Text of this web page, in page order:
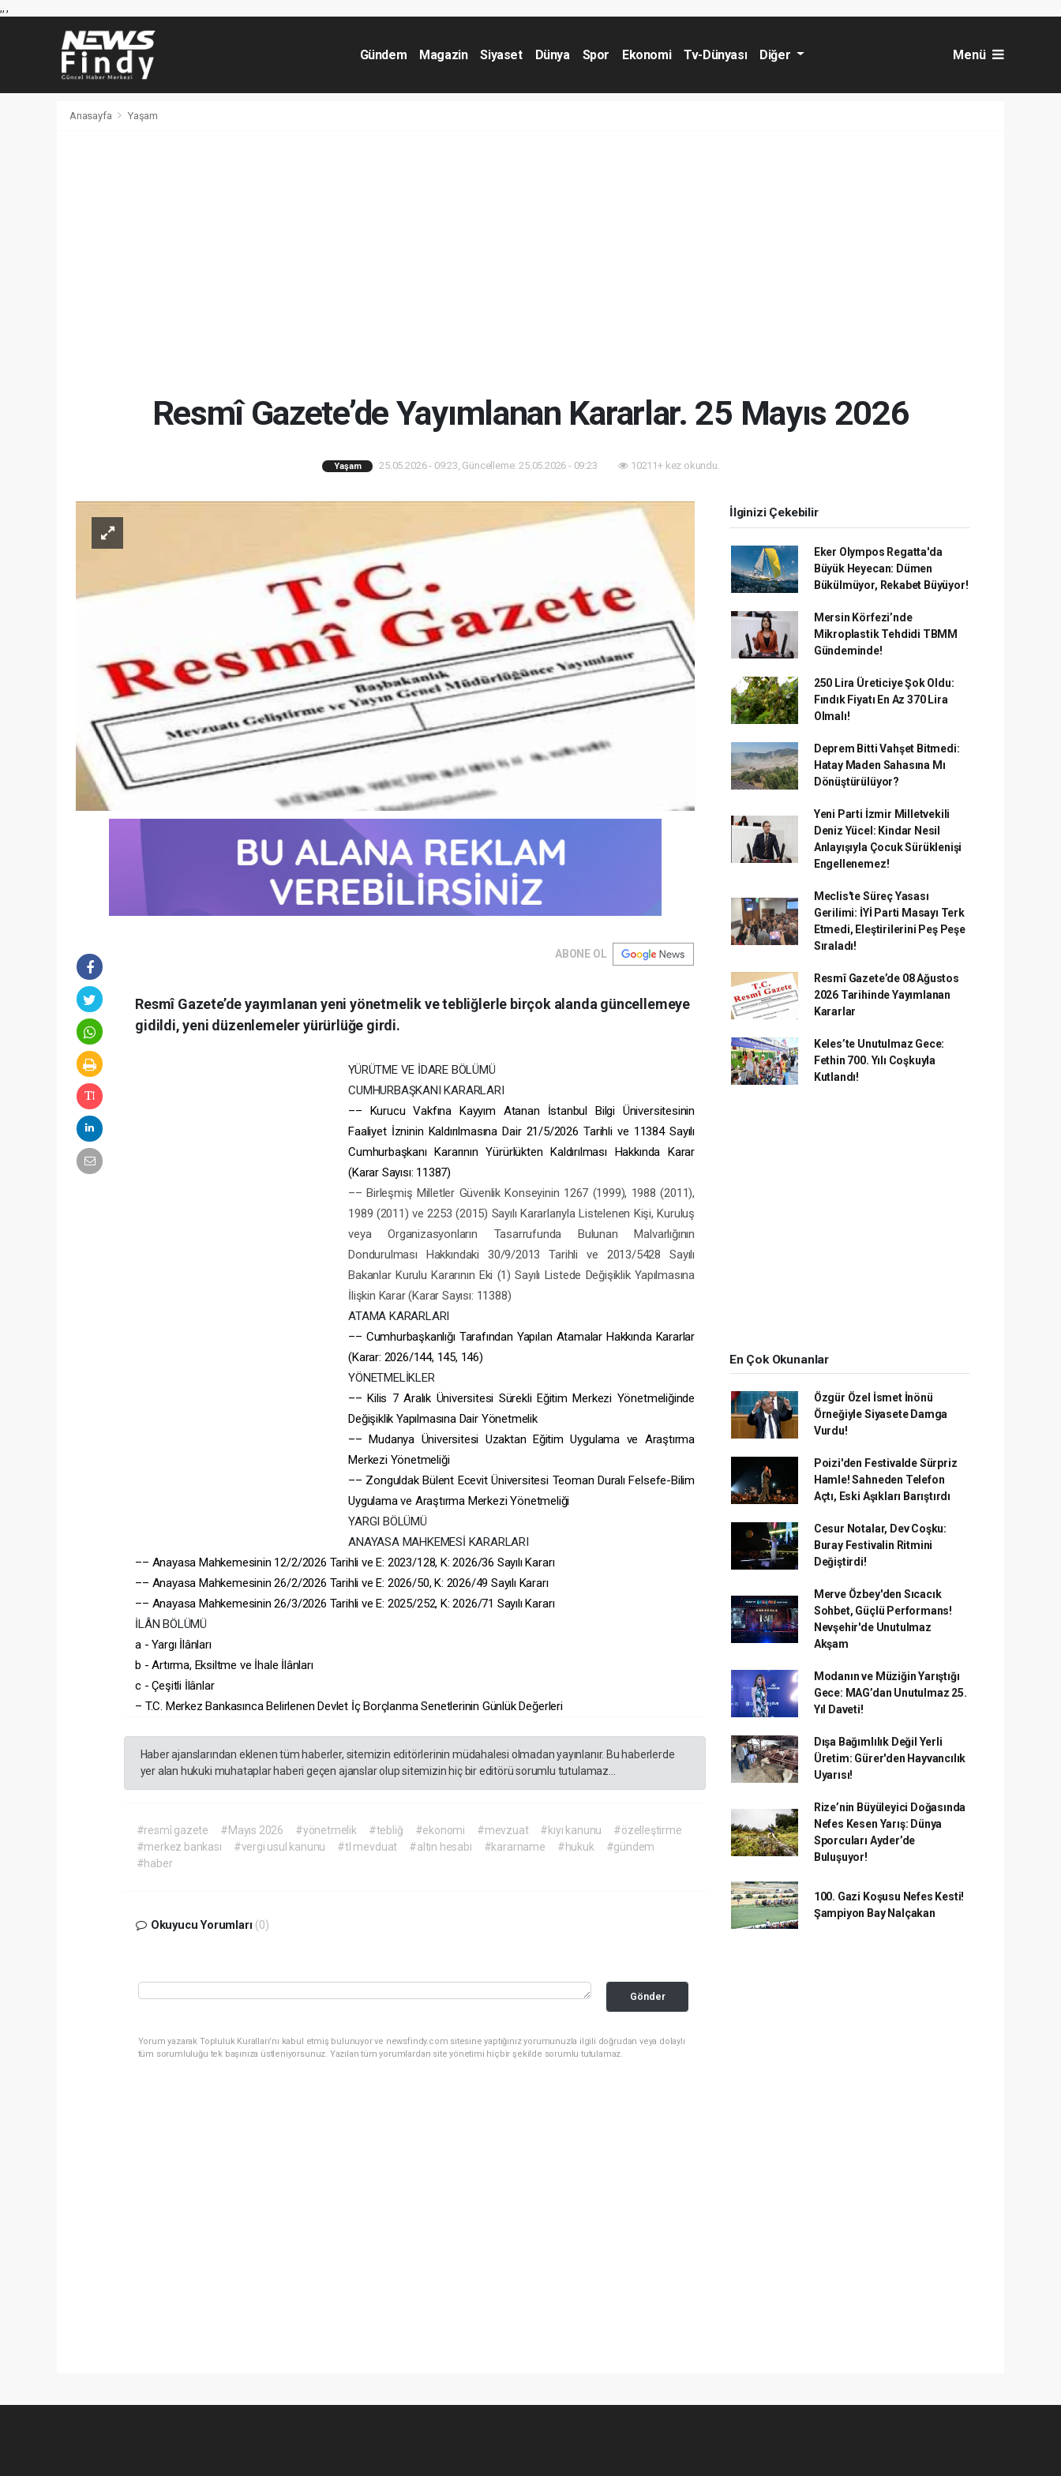
,,,
Gündem Magazin Siyaset Dünya Spor Ekonomi Tv-Dünyası Diğer Menü
Anasayfa Yaşam
Resmî Gazete’de Yayımlanan Kararlar. 25 Mayıs 2026
Yaşam 25.05.2026 - 09:23, Güncelleme: 25.05.2026 - 09:23 10211+ kez okundu.
ABONE OL
Resmî Gazete’de yayımlanan yeni yönetmelik ve tebliğlerle birçok alanda güncellemeye
gidildi, yeni düzenlemeler yürürlüğe girdi.
YÜRÜTME VE İDARE BÖLÜMÜ
CUMHURBAŞKANI KARARLARI
–– Kurucu Vakfına Kayyım Atanan İstanbul Bilgi Üniversitesinin
Faaliyet İzninin Kaldırılmasına Dair 21/5/2026 Tarihli ve 11384 Sayılı
Cumhurbaşkanı Kararının Yürürlükten Kaldırılması Hakkında Karar
(Karar Sayısı: 11387)
–– Birleşmiş Milletler Güvenlik Konseyinin 1267 (1999), 1988 (2011),
1989 (2011) ve 2253 (2015) Sayılı Kararlarıyla Listelenen Kişi, Kuruluş
veya Organizasyonların Tasarrufunda Bulunan Malvarlığının
Dondurulması Hakkındaki 30/9/2013 Tarihli ve 2013/5428 Sayılı
Bakanlar Kurulu Kararının Eki (1) Sayılı Listede Değişiklik Yapılmasına
İlişkin Karar (Karar Sayısı: 11388)
ATAMA KARARLARI
–– Cumhurbaşkanlığı Tarafından Yapılan Atamalar Hakkında Kararlar
(Karar: 2026/144, 145, 146)
YÖNETMELİKLER
–– Kilis 7 Aralık Üniversitesi Sürekli Eğitim Merkezi Yönetmeliğinde
Değişiklik Yapılmasına Dair Yönetmelik
–– Mudanya Üniversitesi Uzaktan Eğitim Uygulama ve Araştırma
Merkezi Yönetmeliği
–– Zonguldak Bülent Ecevit Üniversitesi Teoman Duralı Felsefe-Bilim
Uygulama ve Araştırma Merkezi Yönetmeliği
YARGI BÖLÜMÜ
ANAYASA MAHKEMESİ KARARLARI
–– Anayasa Mahkemesinin 12/2/2026 Tarihli ve E: 2023/128, K: 2026/36 Sayılı Kararı
–– Anayasa Mahkemesinin 26/2/2026 Tarihli ve E: 2026/50, K: 2026/49 Sayılı Kararı
–– Anayasa Mahkemesinin 26/3/2026 Tarihli ve E: 2025/252, K: 2026/71 Sayılı Kararı
İLÂN BÖLÜMÜ
a - Yargı İlânları
b - Artırma, Eksiltme ve İhale İlânları
c - Çeşitli İlânlar
– T.C. Merkez Bankasınca Belirlenen Devlet İç Borçlanma Senetlerinin Günlük Değerleri
Haber ajanslarından eklenen tüm haberler, sitemizin editörlerinin müdahalesi olmadan yayınlanır. Bu haberlerde
yer alan hukuki muhataplar haberi geçen ajanslar olup sitemizin hiç bir editörü sorumlu tutulamaz...
#resmî gazete #Mayıs 2026 #yönetmelik #tebliğ #ekonomi #mevzuat #kıyı kanunu
#özelleştirme
#merkez bankası
#vergi usul kanunu #tl mevduat #altın hesabı #kararname #hukuk
#gündem
#haber
Okuyucu Yorumları (0)
Gönder
Yorum yazarak Topluluk Kuralları’nı kabul etmiş bulunuyor ve newsfindy.com sitesine yaptığınız yorumunuzla ilgili doğrudan veya dolaylı
tüm sorumluluğu tek başınıza üstleniyorsunuz. Yazılan tüm yorumlardan site yönetimi hiçbir şekilde sorumlu tutulamaz.
İlginizi Çekebilir
Eker Olympos Regatta'da
Büyük Heyecan: Dümen
Bükülmüyor, Rekabet Büyüyor!
Mersin Körfezi’nde
Mikroplastik Tehdidi TBMM
Gündeminde!
250 Lira Üreticiye Şok Oldu:
Fındık Fiyatı En Az 370 Lira
Olmalı!
Deprem Bitti Vahşet Bitmedi:
Hatay Maden Sahasına Mı
Dönüştürülüyor?
Yeni Parti İzmir Milletvekili
Deniz Yücel: Kindar Nesil
Anlayışıyla Çocuk Sürüklenişi
Engellenemez!
Meclis'te Süreç Yasası
Gerilimi: İYİ Parti Masayı Terk
Etmedi, Eleştirilerini Peş Peşe
Sıraladı!
Resmî Gazete’de 08 Ağustos
2026 Tarihinde Yayımlanan
Kararlar
Keles’te Unutulmaz Gece:
Fethin 700. Yılı Coşkuyla
Kutlandı!
En Çok Okunanlar
Özgür Özel İsmet İnönü
Örneğiyle Siyasete Damga
Vurdu!
Poizi'den Festivalde Sürpriz
Hamle! Sahneden Telefon
Açtı, Eski Aşıkları Barıştırdı
Cesur Notalar, Dev Coşku:
Buray Festivalin Ritmini
Değiştirdi!
Merve Özbey'den Sıcacık
Sohbet, Güçlü Performans!
Nevşehir'de Unutulmaz
Akşam
Modanın ve Müziğin Yarıştığı
Gece: MAG’dan Unutulmaz 25.
Yıl Daveti!
Dışa Bağımlılık Değil Yerli
Üretim: Gürer'den Hayvancılık
Uyarısı!
Rize’nin Büyüleyici Doğasında
Nefes Kesen Yarış: Dünya
Sporcuları Ayder’de
Buluşuyor!
100. Gazi Koşusu Nefes Kesti!
Şampiyon Bay Nalçakan